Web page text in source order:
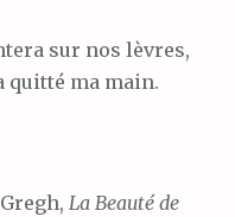
sur nos lèvres,
quitté ma main.
La Beauté de